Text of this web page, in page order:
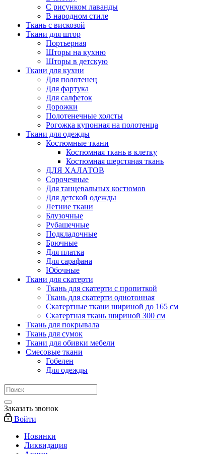
С рисунком лаванды
В народном стиле
Ткань с вискозой
Ткани для штор
Портьерная
Шторы на кухню
Шторы в детскую
Ткани для кухни
Для полотенец
Для фартука
Для салфеток
Дорожки
Полотенечные холсты
Рогожка купонная на полотенца
Ткани для одежды
Костюмные ткани
Костюмная ткань в клетку
Костюмная шерстяная ткань
ДЛЯ ХАЛАТОВ
Сорочечные
Для танцевальных костюмов
Для детской одежды
Летние ткани
Блузочные
Рубашечные
Подкладочные
Брючные
Для платка
Для сарафана
Юбочные
Ткани для скатерти
Ткань для скатерти с пропиткой
Ткань для скатерти однотонная
Скатертные ткани шириной до 165 см
Скатертная ткань шириной 300 см
Ткань для покрывала
Ткань для сумок
Ткани для обивки мебели
Смесовые ткани
Гобелен
Для одежды
Заказать звонок
Войти
Новинки
Ликвидация